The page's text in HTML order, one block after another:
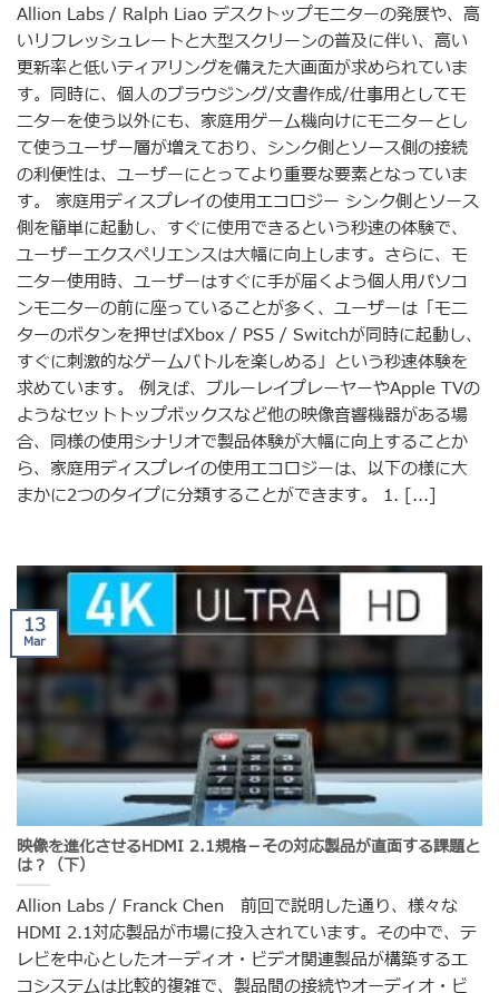
Allion Labs / Ralph Liao デスクトップモニターの発展や、高
いリフレッシュレートと大型スクリーンの普及に伴い、高い
更新率と低いティアリングを備えた大画面が求められていま
す。同時に、個人のブラウジング/文書作成/仕事用としてモ
ニターを使う以外にも、家庭用ゲーム機向けにモニターとし
て使うユーザー層が増えており、シンク側とソース側の接続
の利便性は、ユーザーにとってより重要な要素となっていま
す。 家庭用ディスプレイの使用エコロジー シンク側とソース
側を簡単に起動し、すぐに使用できるという秒速の体験で、
ユーザーエクスペリエンスは大幅に向上します。さらに、モ
ニター使用時、ユーザーはすぐに手が届くよう個人用パソコ
ンモニターの前に座っていることが多く、ユーザーは「モニ
ターのボタンを押せばXbox / PS5 / Switchが同時に起動し、
すぐに刺激的なゲームバトルを楽しめる」という秒速体験を
求めています。 例えば、ブルーレイプレーヤーやApple TVの
ようなセットトップボックスなど他の映像音響機器がある場
合、同様の使用シナリオで製品体験が大幅に向上することか
ら、家庭用ディスプレイの使用エコロジーは、以下の様に大
まかに2つのタイプに分類することができます。 1. [...]
映像を進化させるHDMI 2.1規格－その対応製品が直面する課題と
は？（下）
Allion Labs / Franck Chen 前回で説明した通り、様々な
HDMI 2.1対応製品が市場に投入されています。その中で、テ
レビを中心としたオーディオ・ビデオ関連製品が構築するエ
コシステムは比較的複雑で、製品間の接続やオーディオ・ビ
13
Mar